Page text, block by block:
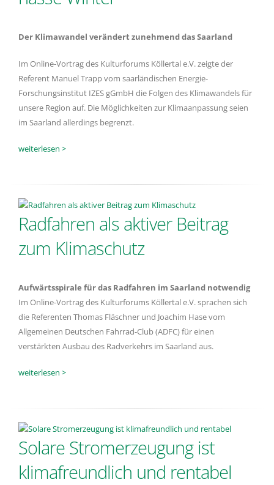
Der Klimawandel verändert zunehmend das Saarland
Im Online-Vortrag des Kulturforums Köllertal e.V. zeigte der
Referent Manuel Trapp vom saarländischen Energie-
Forschungsinstitut IZES gGmbH die Folgen des Klimawandels für
unsere Region auf. Die Möglichkeiten zur Klimaanpassung seien
im Saarland allerdings begrenzt.
weiterlesen >
Radfahren als aktiver Beitrag
zum Klimaschutz
Aufwärtsspirale für das Radfahren im Saarland notwendig
Im Online-Vortrag des Kulturforums Köllertal e.V. sprachen sich
die Referenten Thomas Fläschner und Joachim Hase vom
Allgemeinen Deutschen Fahrrad-Club (ADFC) für einen
verstärkten Ausbau des Radverkehrs im Saarland aus.
weiterlesen >
Solare Stromerzeugung ist
klimafreundlich und rentabel